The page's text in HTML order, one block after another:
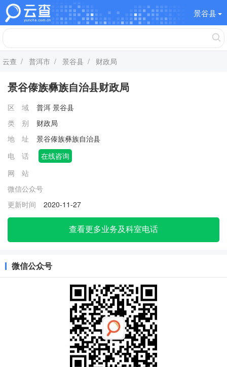
景谷县
云查 / 普洱市 / 景谷县 / 财政局
景谷傣族彝族自治县财政局
区 域 普洱 景谷县
类 别
财政局
地 址
景谷傣族彝族自治县
电 话
在线咨询
网 站
微信公众号
更新时间
2020-11-27
查看更多业务及科室电话
微信公众号